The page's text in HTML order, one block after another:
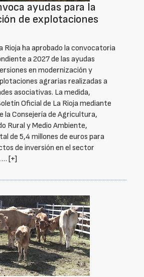
ayudas para la
de explotaciones
Rioja ha aprobado la convocatoria
a 2027 de las ayudas
en modernización y
agrarias realizadas a
asociativas. La medida,
Oficial de La Rioja mediante
la Consejería de Agricultura,
Rural y Medio Ambiente,
de 5,4 millones de euros para
de inversión en el sector
… [+]